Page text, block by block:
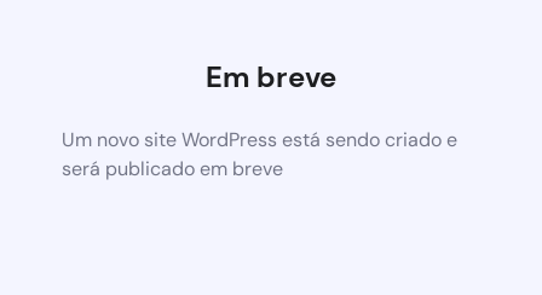
Em breve
Um novo site WordPress está sendo criado e
será publicado em breve